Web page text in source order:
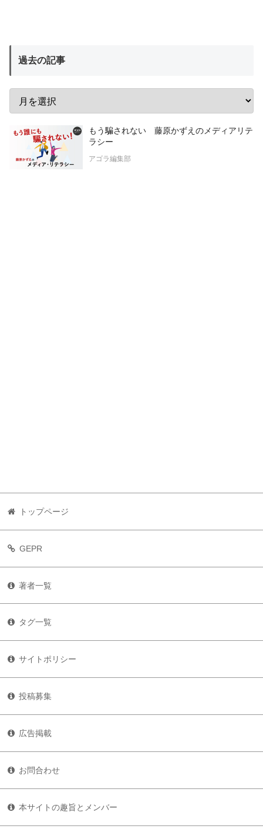
過去の記事
もう騙されない 藤原かずえのメディアリテ
ラシー
アゴラ編集部
トップページ
GEPR
著者一覧
タグ一覧
サイトポリシー
投稿募集
広告掲載
お問合わせ
本サイトの趣旨とメンバー